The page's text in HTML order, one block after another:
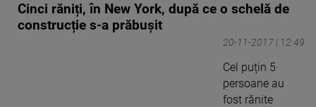
Cinci răniți, în New York, după ce o schelă de
construcție s-a prăbușit
20-11-2017 | 12:49
Cel puțin 5
persoane au
fost rănite